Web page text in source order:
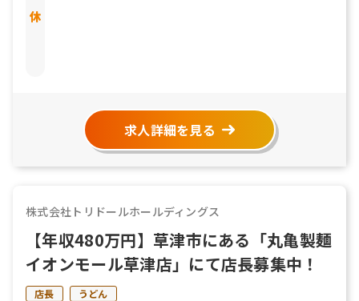
求人詳細を見る
株式会社トリドールホールディングス
【年収480万円】草津市にある「丸亀製麺
イオンモール草津店」にて店長募集中！
店長 うどん